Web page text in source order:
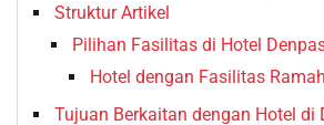
Struktur Artikel
Pilihan Fasilitas di Hotel
Hotel dengan Fasilitas
Tujuan Berkaitan dengan Hotel di